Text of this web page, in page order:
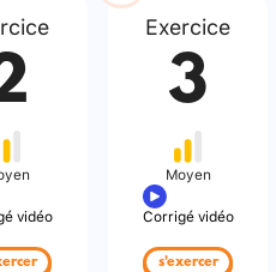
vidéo
Exercice
3
Moyen
Corrigé vidéo
s'exercer